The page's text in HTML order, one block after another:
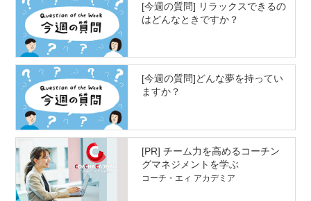
[今週の質問] リラックスできるの
はどんなときですか？
[今週の質問]どんな夢を持ってい
ますか？
[PR] チーム力を高めるコーチン
グマネジメントを学ぶ
コーチ・エィ アカデミア